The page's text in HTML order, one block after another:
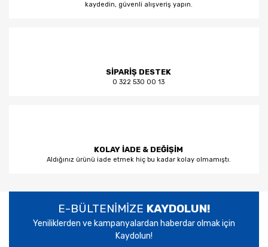
kaydedin, güvenli alışveriş yapın.
SİPARİŞ DESTEK
0 322 530 00 13
KOLAY İADE & DEĞİŞİM
Aldığınız ürünü iade etmek hiç bu kadar kolay olmamıştı.
E-BÜLTENİMİZE KAYDOLUN!
Yeniliklerden ve kampanyalardan haberdar olmak için
Kaydolun!